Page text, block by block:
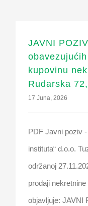
JAVNI
kupovinu
Rudarska
17 Juna, 2026
PDF Javni poziv
instituta“ d.o.o.
održanoj
prodaji
objavljuje: JAVNI